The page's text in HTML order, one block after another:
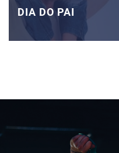
DIA DO PAI